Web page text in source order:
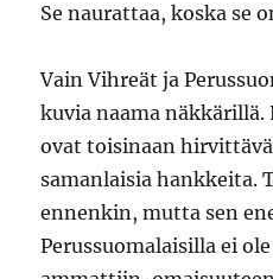
Se naurattaa, koska se
Vain Vihreät ja
kuvia naama
ovat toisinaan
samanlaisia hankkeita.
ennenkin, mutta sen
Perussuomalaisilla ei